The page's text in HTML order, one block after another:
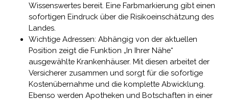
Wissenswertes bereit. Eine Farbmarkierung gibt einen
sofortigen Eindruck über die Risikoeinschätzung des
Landes.
Wichtige Adressen: Abhängig von der aktuellen
Position zeigt die Funktion „In Ihrer Nähe“
ausgewählte Krankenhäuser. Mit diesen arbeitet der
Versicherer zusammen und sorgt für die sofortige
Kostenübernahme und die komplette Abwicklung.
Ebenso werden Apotheken und Botschaften in einer